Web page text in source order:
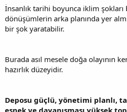
İnsanlık tarihi boyunca iklim
dönüşümlerin arka planında yer
bir şok yaratabilir.
Burada asıl mesele doğa olayının
hazırlık düzeyidir.
Deposu güçlü, yönetimi planlı,